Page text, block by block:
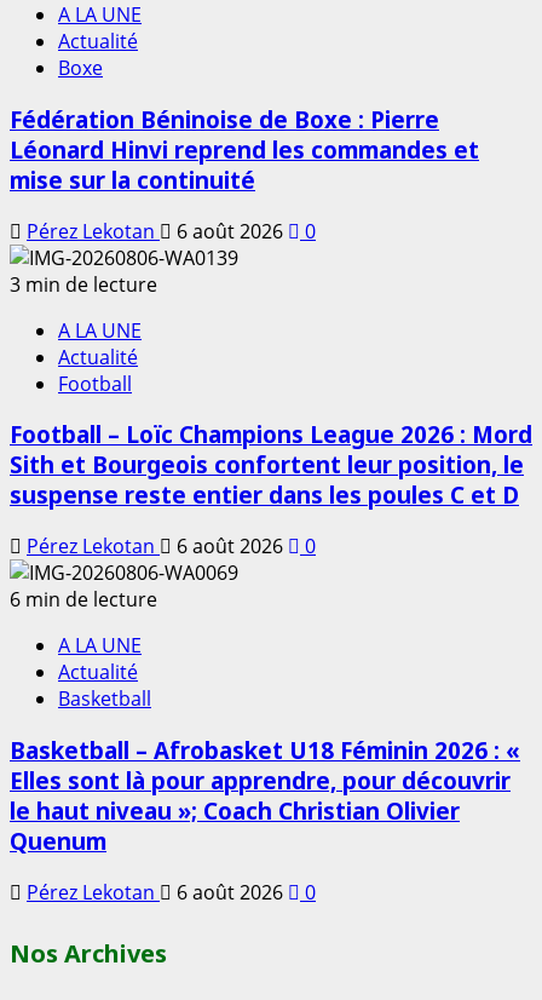
A LA UNE
Actualité
Boxe
Fédération Béninoise de Boxe : Pierre
Léonard Hinvi reprend les commandes et
mise sur la continuité
Pérez Lekotan 6 août 2026
0
3 min de lecture
A LA UNE
Actualité
Football
Football – Loïc Champions League 2026 : Mord
Sith et Bourgeois confortent leur position, le
suspense reste entier dans les poules C et D
Pérez Lekotan 6 août 2026
0
6 min de lecture
A LA UNE
Actualité
Basketball
Basketball – Afrobasket U18 Féminin 2026 : «
Elles sont là pour apprendre, pour découvrir
le haut niveau »; Coach Christian Olivier
Quenum
Pérez Lekotan 6 août 2026 0
Nos Archives